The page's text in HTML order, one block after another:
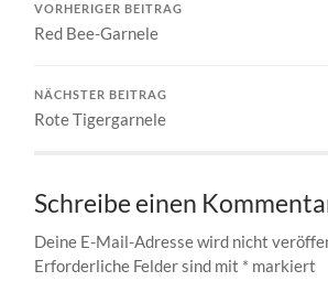
VORHERIGER BEITRAG
Red Bee-Garnele
NÄCHSTER BEITRAG
Rote Tigergarnele
Schreibe einen
Deine E-Mail-Adresse wird nicht
Erforderliche Felder sind mit * markiert